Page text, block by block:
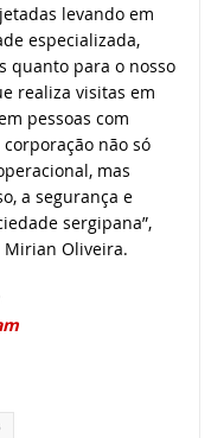
levando em
especializada,
quanto para o nosso
realiza visitas em
pessoas com
não só
mas
a segurança e
sergipana”,
Mirian Oliveira.